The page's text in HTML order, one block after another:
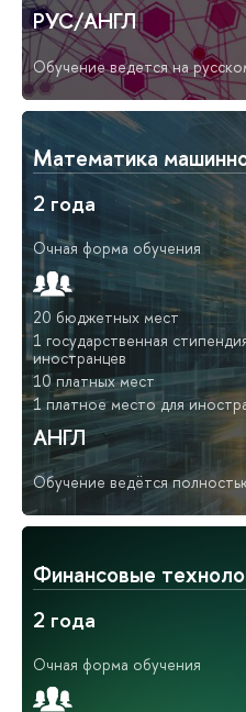
РУС/АНГЛ
Обучение ведется на
Математика
2 года
Очная форма обучения
20 бюджетных мест
1 государственная
иностранцев
10 платных мест
1 платное место для
АНГЛ
Обучение ведётся
Финансовые
2 года
Очная форма обучения